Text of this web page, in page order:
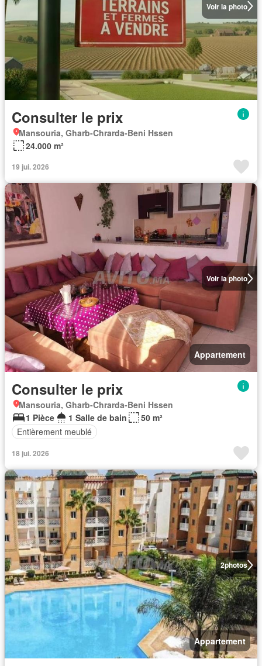
Voir la photo
Consulter le prix
Mansouria, Gharb-Chrarda-Beni Hssen
24.000 m²
19 jui. 2026
Voir la photo
Appartement
Consulter le prix
Mansouria, Gharb-Chrarda-Beni Hssen
1 Pièce
1 Salle de bain
50 m²
Entièrement meublé
18 jui. 2026
2photos
Appartement